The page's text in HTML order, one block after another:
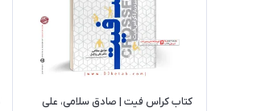
کتاب کراس فیت | صادق سلامی، علی